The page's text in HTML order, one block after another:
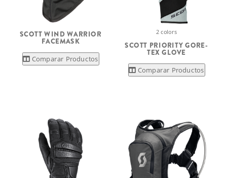
SCOTT WIND WARRIOR
FACEMASK
Comparar Productos
2 colors
SCOTT PRIORITY GORE-
TEX GLOVE
Comparar Productos